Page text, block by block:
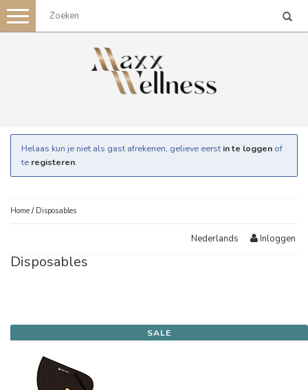
Toggle
navigation
Helaas kun je niet als gast afrekenen, gelieve eerst in te loggen of
te registeren.
Home / Disposables
Nederlands Inloggen
Disposables
SALE